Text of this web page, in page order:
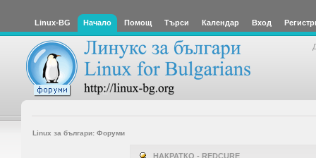
Linux-BG Начало Помощ Търси Календар Вход
Linux за българи: Форуми
НАКРАТКО - REDCURE